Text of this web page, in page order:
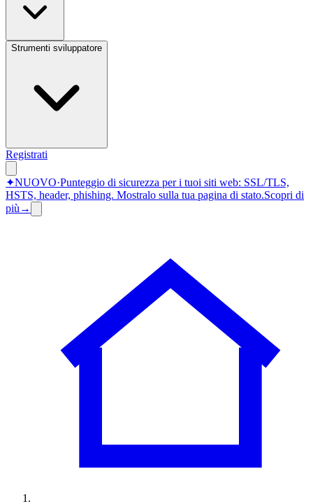
Strumenti sviluppatore
Registrati
✦NUOVO·Punteggio di sicurezza per i tuoi siti web: SSL/TLS,
HSTS, header, phishing. Mostralo sulla tua pagina di stato.Scopri di
più →